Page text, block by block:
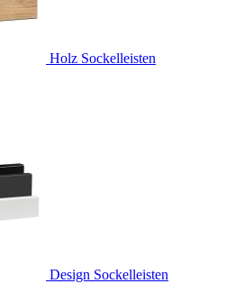
Holz Sockelleisten
Design Sockelleisten